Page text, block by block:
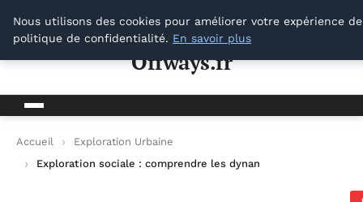
Offways.fr
Offways.fr
Accueil
Exploration Urbaine
Exploration sociale : comprendre les dynamiques des
Nous utilisons des cookies pour améliorer votre expérience
politique de confidentialité. En savoir plus